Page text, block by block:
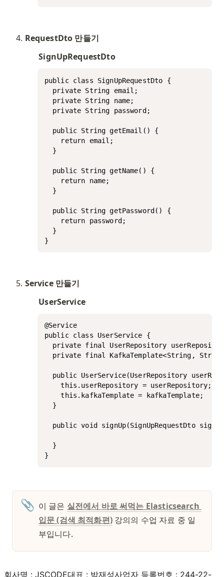
RequestDto 만들기
SignUpRequestDto
public class SignUpRequestDto {
  private String email;
  private String name;
  private String password;
  public String getEmail() {
    return email;
  }
  public String getName() {
    return name;
  }
  public String getPassword() {
    return password;
  }
Service 만들기
UserService
@Service
public class UserService {
private final UserRepository
private final KafkaTemplate<String,
public UserService(UserRepository
    this.userRepository = userRepository;
    this.kafkaTemplate = kafkaTemplate;
  }
public void signUp(SignUpRequestDto
  }
}
📎 이 글은 실전에서 바로 써먹는 Elasticsearch
입문 (검색 최적화편) 강의의 수업 자료 중 일
부입니다.
회사명 : JSCODE대표 : 박재성사업자 등록번호 : 244-22-